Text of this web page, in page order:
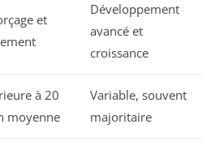
et
Développement
avancé et
croissance
à 20
moyenne
Variable, souvent
majoritaire